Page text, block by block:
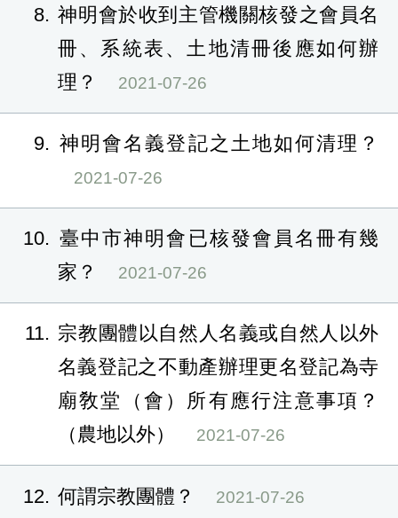
8 神明會於收到主管機關核發之會員名
冊、系統表、土地清冊後應如何辦
理？
2021-07-26
9 神明會名義登記之土地如何清理？
2021-07-26
10
臺中市神明會已核發會員名冊有幾
家？
2021-07-26
11 宗教團體以自然人名義或自然人以外
名義登記之不動產辦理更名登記為寺
廟敎堂（會）所有應行注意事項？
（農地以外）
2021-07-26
12 何謂宗教團體？ 2021-07-26